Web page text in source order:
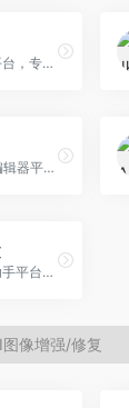
AI科研写作平台，专注于学术研究辅助。面向研究生和科研工作者，提供文献分析、研究方法指导、论文撰写等服务，学术资源丰富，研究支持全面。
一站式学术编辑器平台，覆盖论文写作全流程。面向高校学生和科研人员，提供选题分析、文献检索、论文生成、查重降重等服务，操作流程清晰，学术写作效率显著提升。
AI论文写作助手平台，提供智能化学术写作支持。面向高校学生，支持多种论文类型生成，提供参考文献管理和格式规范服务，操作流程简单。
图像增强/修复